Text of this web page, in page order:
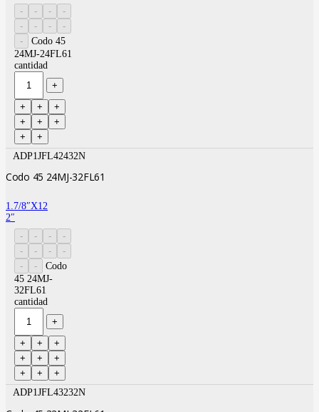
Codo 45
24MJ-24FL61
cantidad
ADP1JFL42432N
Codo 45 24MJ-32FL61
1.7/8″X12
2″
Codo
45 24MJ-
32FL61
cantidad
ADP1JFL43232N